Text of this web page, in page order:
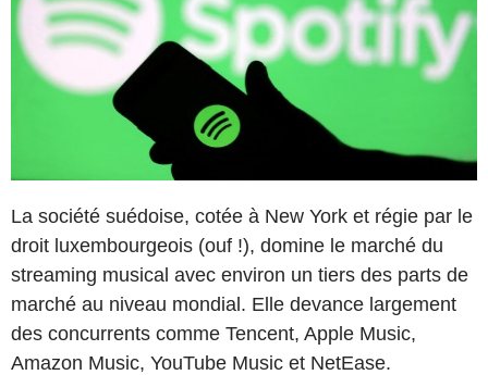
La société suédoise, cotée à New York et régie par le
droit luxembourgeois (ouf !), domine le marché du
streaming musical avec environ un tiers des parts de
marché au niveau mondial. Elle devance largement
des concurrents comme Tencent, Apple Music,
Amazon Music, YouTube Music et NetEase.